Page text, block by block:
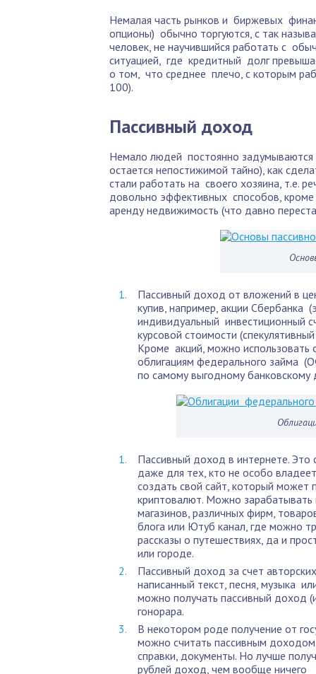
Немалая часть рынков и биржевых
опционы) обычно торгуются, с так
человек, не научившийся работать с
ситуацией, где кредитный долг
о том, что среднее плечо, с которым
100).
Пассивный доход
Немало людей постоянно
остается непостижимой тайно), как
стали работать на своего хозяина, т.е.
довольно эффективных способов, кроме
аренду недвижимость (что давно
Пассивный доход от вложений в
купив, например, акции
индивидуальный инвестиционный
курсовой стоимости
Кроме акций, можно использовать
облигациям федерального займа
по самому выгодному банковскому
Пассивный доход в интернете.
даже для тех, кто не особо
создать свой сайт, который может
криптовалют. Можно
магазинов, различных фирм,
блога или Ютуб канал, где можно
рассказы о путешествиях, да и
или городе.
Пассивный доход за счет
написанный текст, песня, музыка
можно получать пассивный доход
гонорара.
В некотором роде получение от
можно считать пассивным
справки, документы. Но лучше
рублей доход, чем вообще ничего